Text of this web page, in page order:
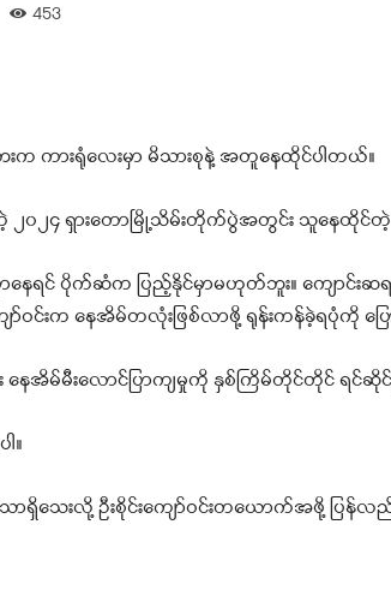
453
ေးက ကားရုံလေးမှာ မိသားစုနဲ့ အတူနေထိုင်ပါတယ်။
၂၀၂၄ ရှားတောမြို့သိမ်းတိုက်ပွဲအတွင်း သူနေထိုင်တဲ့
နေရင် ပိုက်ဆံက ပြည့်နိုင်မှာမဟုတ်ဘူး။ ကျောင်းဆ
ဝင်းက နေအိမ်တလုံးဖြစ်လာဖို့ ရုန်းကန်ခဲ့ရပုံကို ပြေ
ေအိမ်မီးလောင်ပြာကျမှုကို နှစ်ကြိမ်တိုင်တိုင် ရင်ဆို
။
ရှိသေးလို့ ဦးစိုင်းကျော်ဝင်းတယောက်အဖို့ ပြ